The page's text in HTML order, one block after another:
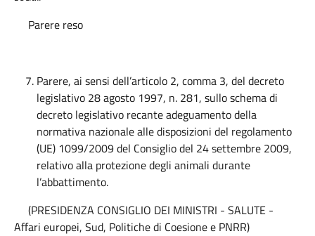
Parere reso
Parere, ai sensi dell’articolo 2, comma 3, del decreto
legislativo 28 agosto 1997, n. 281, sullo schema di
decreto legislativo recante adeguamento della
normativa nazionale alle disposizioni del regolamento
(UE) 1099/2009 del Consiglio del 24 settembre 2009,
relativo alla protezione degli animali durante
l’abbattimento.
(PRESIDENZA CONSIGLIO DEI MINISTRI - SALUTE -
Affari europei, Sud, Politiche di Coesione e PNRR)